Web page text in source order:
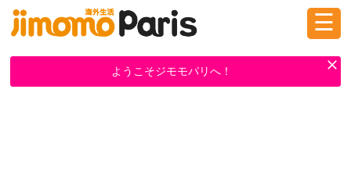
ログイン 新規登録
☰
ようこそジモモパリへ！